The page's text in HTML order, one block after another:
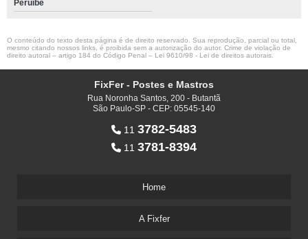
Peruíbe
O conteúdo do texto desta página é de direito reservado. Sua reprodução, parcial ou total,
mesmo citando nossos links, é proibida sem a autorização do autor. Crime de violação de
direito autoral – artigo 184 do Código Penal – Lei 9610/98 - Lei de direitos autorais.
FixFer - Postes e Mastros
Rua Noronha Santos, 200 - Butantã
São Paulo-SP - CEP: 05545-140
11 3782-5483
11 3781-8394
Home
A Fixfer